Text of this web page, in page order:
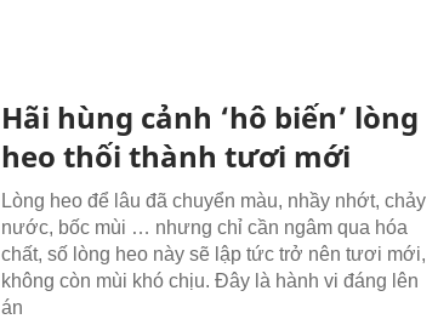
Hãi hùng cảnh ‘hô biến’ lòng
heo thối thành tươi mới
Lòng heo để lâu đã chuyển màu, nhầy nhớt, chảy
nước, bốc mùi … nhưng chỉ cần ngâm qua hóa
chất, số lòng heo này sẽ lập tức trở nên tươi mới,
không còn mùi khó chịu. Đây là hành vi đáng lên
án